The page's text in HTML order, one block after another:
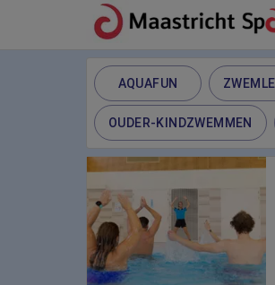
AQUAFUN
OUDER-KINDZWEMMEN